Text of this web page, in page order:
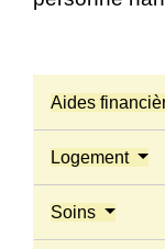
Aides
Logement
Soins